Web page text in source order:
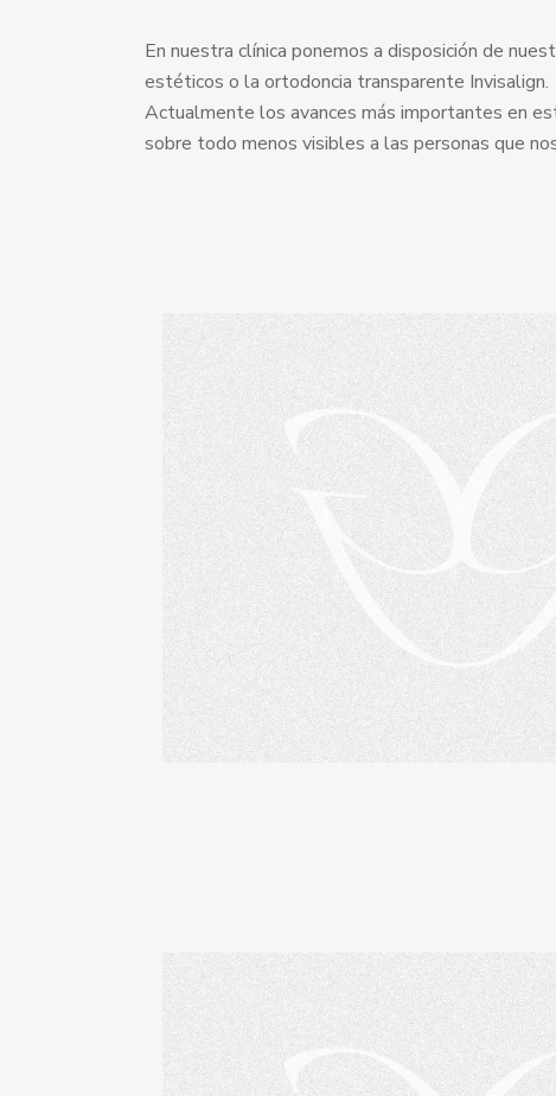
En nuestra clínica ponemos a disposición de
estéticos o la ortodoncia transparente Invisalign.
Actualmente los avances más importantes en
sobre todo menos visibles a las personas que